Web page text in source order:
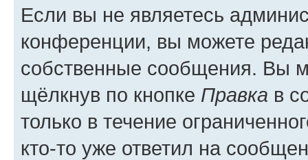
Если вы не являетесь
конференции, вы можете
собственные сообщения. Вы
щёлкнув по кнопке Правка в
только в течение
кто-то уже ответил на